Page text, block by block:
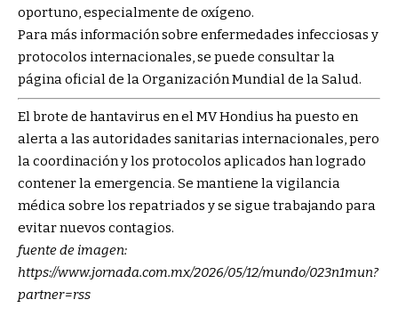
oportuno, especialmente de oxígeno.
Para más información sobre enfermedades infecciosas y
protocolos internacionales, se puede consultar la
página oficial de laOrganización Mundial de la Salud.
El brote de hantavirus en el MV Hondius ha puesto en
alerta a las autoridades sanitarias internacionales, pero
la coordinación y los protocolos aplicados han logrado
contener la emergencia. Se mantiene la vigilancia
médica sobre los repatriados y se sigue trabajando para
evitar nuevos contagios.
fuente de imagen:
https://www.jornada.com.mx/2026/05/12/mundo/023n1mun?
partner=rss